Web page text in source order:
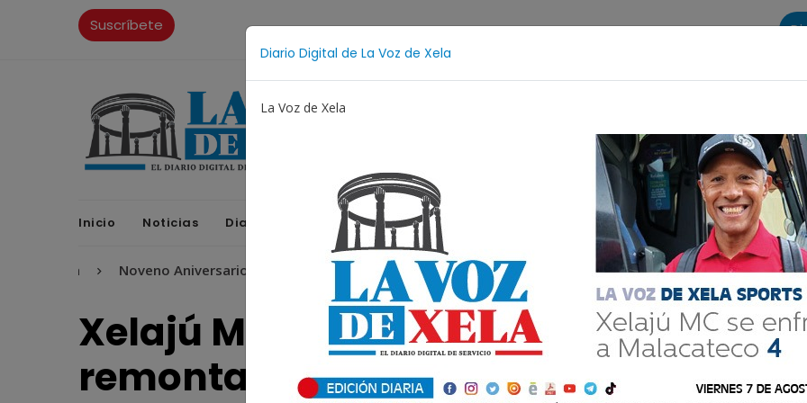
Diario Digital de La Voz de Xela
La Voz de Xela
Suscríbete
Inicio Noticias Diario Digital Opiniones La Voz de Xela Sports Contáctanos LA VOZ 25
Noveno Aniversario Fichajes Niñez y Adolescencia Estafa Protección Infantil
Xelajú MC por la misión posible:
remontar